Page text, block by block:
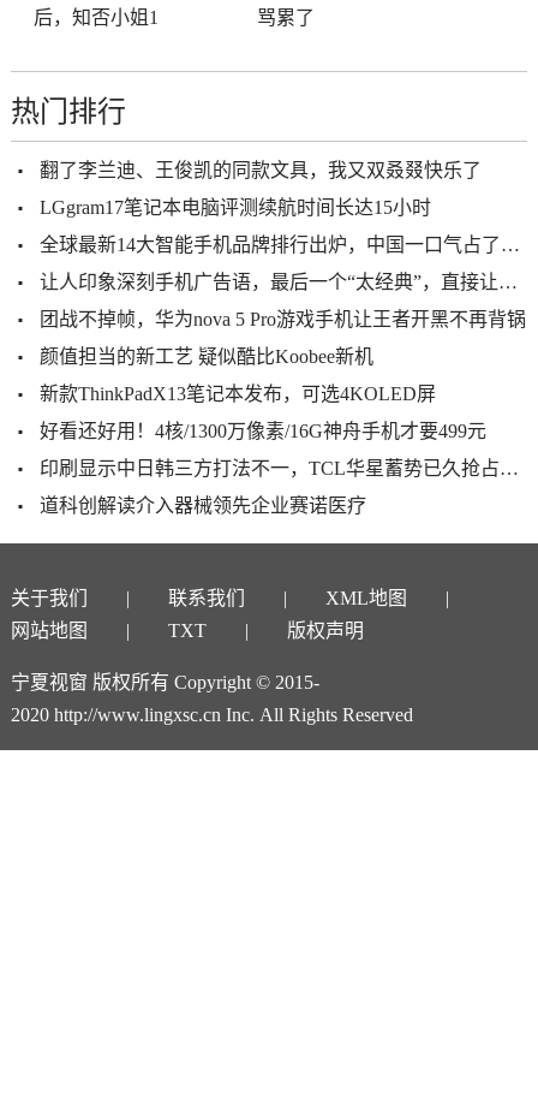
后，知否小姐1
骂累了
热门排行
翻了李兰迪、王俊凯的同款文具，我又双叒叕快乐了
LGgram17笔记本电脑评测续航时间长达15小时
全球最新14大智能手机品牌排行出炉，中国一口气占了10个，国人为之骄傲！
让人印象深刻手机广告语，最后一个“太经典”，直接让其火遍全国
团战不掉帧，华为nova 5 Pro游戏手机让王者开黑不再背锅
颜值担当的新工艺 疑似酷比Koobee新机
新款ThinkPadX13笔记本发布，可选4KOLED屏
好看还好用！4核/1300万像素/16G神舟手机才要499元
印刷显示中日韩三方打法不一，TCL华星蓄势已久抢占制高点
道科创解读介入器械领先企业赛诺医疗
关于我们 联系我们
XML地图
网站地图
TXT 版权声明
宁夏视窗 版权所有 Copyright © 2015-
2020 http://www.lingxsc.cn Inc. All Rights Reserved